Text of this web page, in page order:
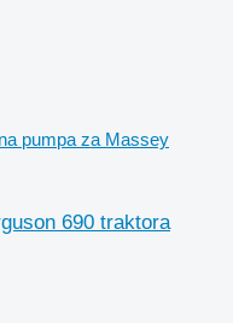
pumpa za Massey
690 traktora